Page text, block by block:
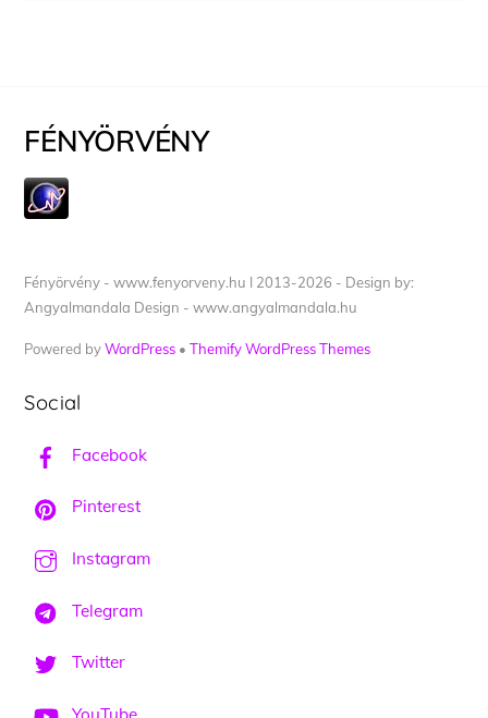
FÉNYÖRVÉNY
Fényörvény - www.fenyorveny.hu I 2013-2026 - Design by:
Angyalmandala Design - www.angyalmandala.hu
Powered byWordPress •Themify WordPress Themes
Social
Facebook
Pinterest
Instagram
Telegram
Twitter